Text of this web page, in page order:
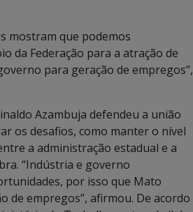
mostram que podemos
da Federação para a atração de
para geração de empregos”,
Azambuja defendeu a união
os desafios, como manter o nível
a administração estadual e a
“Indústria e governo
por isso que Mato
de empregos”, afirmou. De acordo